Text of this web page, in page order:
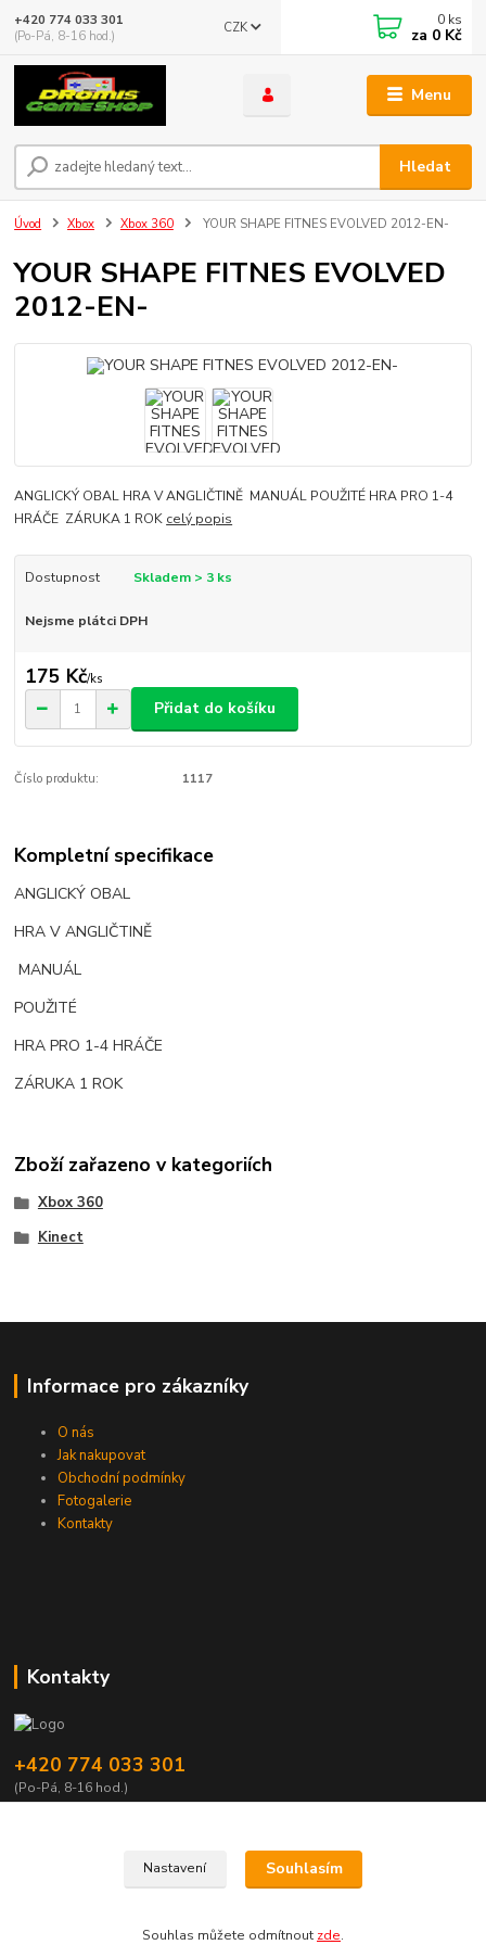
Menu
CZK
Hledat
+420 774 033 301
(Po-Pá, 8-16 hod.)
0 ks
za 0 Kč
Úvod Xbox Xbox 360 YOUR SHAPE FITNES EVOLVED 2012-EN-
YOUR SHAPE FITNES EVOLVED
2012-EN-
ANGLICKÝ OBAL HRA V ANGLIČTINĚ MANUÁL POUŽITÉ HRA PRO 1-4
HRÁČE ZÁRUKA 1 ROK celý popis
Dostupnost Skladem > 3 ks
Nejsme plátci DPH
175 Kč/ks
Přidat do košíku
Číslo produktu: 1117
Kompletní specifikace
ANGLICKÝ OBAL
HRA V ANGLIČTINĚ
MANUÁL
POUŽITÉ
HRA PRO 1-4 HRÁČE
ZÁRUKA 1 ROK
Zboží zařazeno v kategoriích
Xbox 360
Kinect
Informace pro zákazníky
O nás
Jak nakupovat
Obchodní podmínky
Fotogalerie
Kontakty
Kontakty
+420 774 033 301
(Po-Pá, 8-16 hod.)
Nastavení Souhlasím
Souhlas můžete odmítnout zde.